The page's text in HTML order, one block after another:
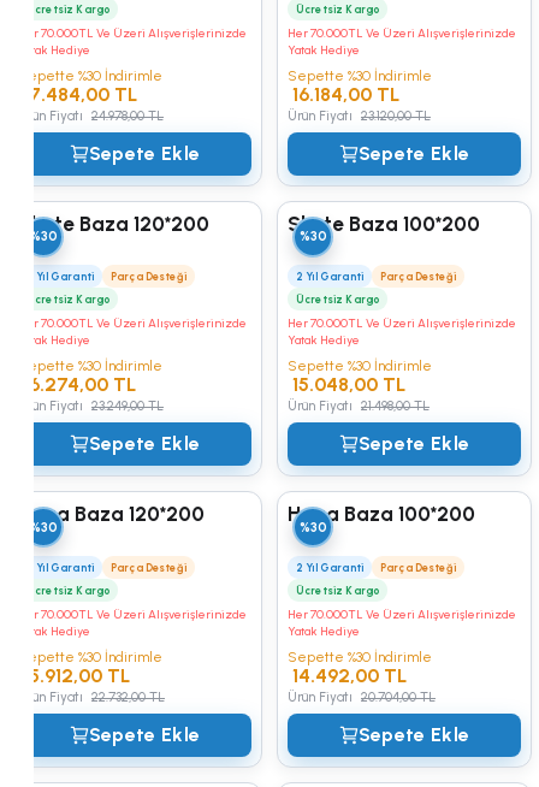
Ücretsiz Kargo
Her 70.000TL Ve Üzeri Alışverişlerinizde
Yatak Hediye
Sepette %30 İndirimle
17.484,00 TL
Ürün Fiyatı 24.978,00 TL
Sepete Ekle
Ücretsiz Kargo
Her 70.000TL Ve Üzeri Alışverişlerinizde
Yatak Hediye
Sepette %30 İndirimle
16.184,00 TL
Ürün Fiyatı 23.120,00 TL
Sepete Ekle
Skate Baza 120*200
2 Yıl Garanti
Parça Desteği
Ücretsiz Kargo
Her 70.000TL Ve Üzeri Alışverişlerinizde
Yatak Hediye
%30
Sepette %30 İndirimle
16.274,00 TL
Ürün Fiyatı 23.249,00 TL
Sepete Ekle
Skate Baza 100*200
2 Yıl Garanti
Parça Desteği
Ücretsiz Kargo
Her 70.000TL Ve Üzeri Alışverişlerinizde
Yatak Hediye
%30
Sepette %30 İndirimle
15.048,00 TL
Ürün Fiyatı 21.498,00 TL
Sepete Ekle
Huga Baza 120*200
2 Yıl Garanti
Parça Desteği
Ücretsiz Kargo
Her 70.000TL Ve Üzeri Alışverişlerinizde
Yatak Hediye
%30
Sepette %30 İndirimle
15.912,00 TL
Ürün Fiyatı 22.732,00 TL
Sepete Ekle
Huga Baza 100*200
2 Yıl Garanti
Parça Desteği
Ücretsiz Kargo
Her 70.000TL Ve Üzeri Alışverişlerinizde
Yatak Hediye
%30
Sepette %30 İndirimle
14.492,00 TL
Ürün Fiyatı 20.704,00 TL
Sepete Ekle